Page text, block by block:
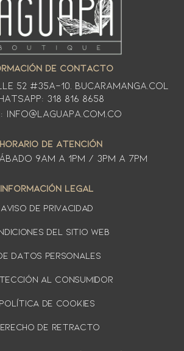
DE CONTACTO
52 #35A-10. Bucaramanga.Col
318 816 8658
info@laguapa.com.co
HORARIO DE ATENCIÓN
9am a 1pm / 3pm a 7pm
INFORMACIÓN LEGAL
AVISO DE PRIVACIDAD
del sitio web
DATOS PERSONALES
AL CONSUMIDOR
Política de cookies
DE RETRACTO